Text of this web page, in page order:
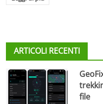
ARTICOLI RECENTI
file